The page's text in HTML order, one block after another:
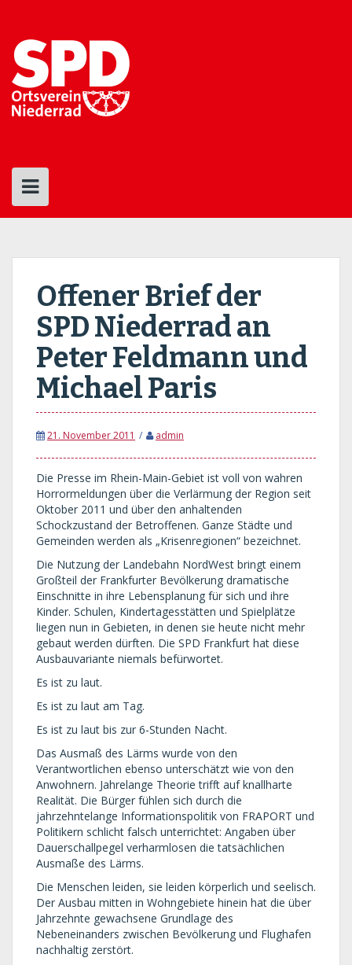
content
Offener Brief der
SPD Niederrad an
Peter Feldmann und
Michael Paris
21. November 2011 admin
Die Presse im Rhein-Main-Gebiet ist voll von wahren
Horrormeldungen über die Verlärmung der Region seit
Oktober 2011 und über den anhaltenden
Schockzustand der Betroffenen. Ganze Städte und
Gemeinden werden als „Krisenregionen“ bezeichnet.
Die Nutzung der Landebahn NordWest bringt einem
Großteil der Frankfurter Bevölkerung dramatische
Einschnitte in ihre Lebensplanung für sich und ihre
Kinder. Schulen, Kindertagesstätten und Spielplätze
liegen nun in Gebieten, in denen sie heute nicht mehr
gebaut werden dürften. Die SPD Frankfurt hat diese
Ausbauvariante niemals befürwortet.
Es ist zu laut.
Es ist zu laut am Tag.
Es ist zu laut bis zur 6-Stunden Nacht.
Das Ausmaß des Lärms wurde von den
Verantwortlichen ebenso unterschätzt wie von den
Anwohnern. Jahrelange Theorie trifft auf knallharte
Realität. Die Bürger fühlen sich durch die
jahrzehntelange Informationspolitik von FRAPORT und
Politikern schlicht falsch unterrichtet: Angaben über
Dauerschallpegel verharmlosen die tatsächlichen
Ausmaße des Lärms.
Die Menschen leiden, sie leiden körperlich und seelisch.
Der Ausbau mitten in Wohngebiete hinein hat die über
Jahrzehnte gewachsene Grundlage des
Nebeneinanders zwischen Bevölkerung und Flughafen
nachhaltig zerstört.